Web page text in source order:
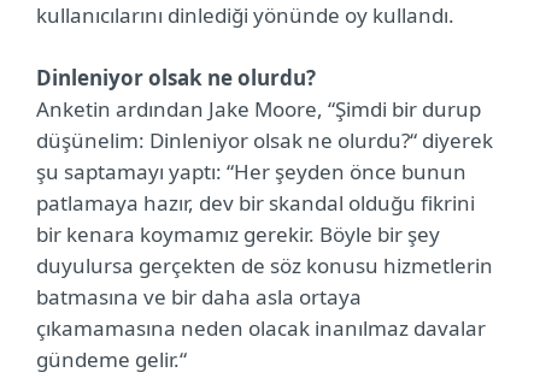
kullanıcılarını dinlediği yönünde oy kullandı.
Dinleniyor olsak ne olurdu?
Anketin ardından Jake Moore, “Şimdi bir durup
düşünelim: Dinleniyor olsak ne olurdu?“ diyerek
şu saptamayı yaptı: “Her şeyden önce bunun
patlamaya hazır, dev bir skandal olduğu fikrini
bir kenara koymamız gerekir. Böyle bir şey
duyulursa gerçekten de söz konusu hizmetlerin
batmasına ve bir daha asla ortaya
çıkamamasına neden olacak inanılmaz davalar
gündeme gelir.“